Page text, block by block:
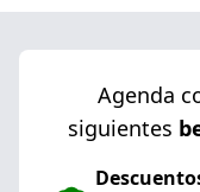
Agenda
siguientes